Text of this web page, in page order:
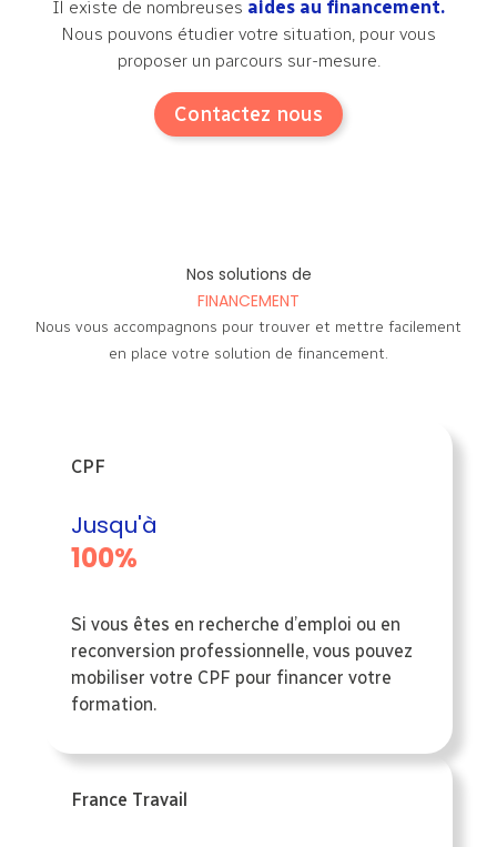
Il existe de nombreuses aides au financement.
Nous pouvons étudier votre situation, pour vous
proposer un parcours sur-mesure.
Contactez nous
Nos solutions de
FINANCEMENT
Nous vous accompagnons pour trouver et mettre facilement
en place votre solution de financement.
CPF
Jusqu'à
100%
Si vous êtes en recherche d’emploi ou en
reconversion professionnelle, vous pouvez
mobiliser votre CPF pour financer votre
formation.
France Travail